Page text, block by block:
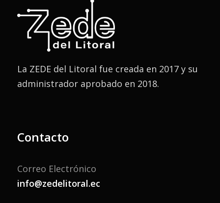
La ZEDE del Litoral fue creada en 2017 y su
administrador aprobado en 2018.
Contacto
Correo Electrónico
info@zedelitoral.ec